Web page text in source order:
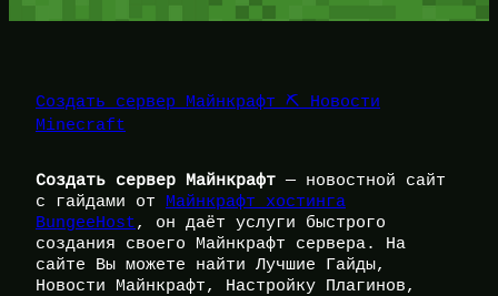
Создать сервер Майнкрафт ⛏️ Новости
Minecraft
Создать сервер Майнкрафт — новостной сайт
с гайдами от Майнкрафт хостинга
BungeeHost, он даёт услуги быстрого
создания своего Майнкрафт сервера. На
сайте Вы можете найти Лучшие Гайды,
Новости Майнкрафт, Настройку Плагинов,